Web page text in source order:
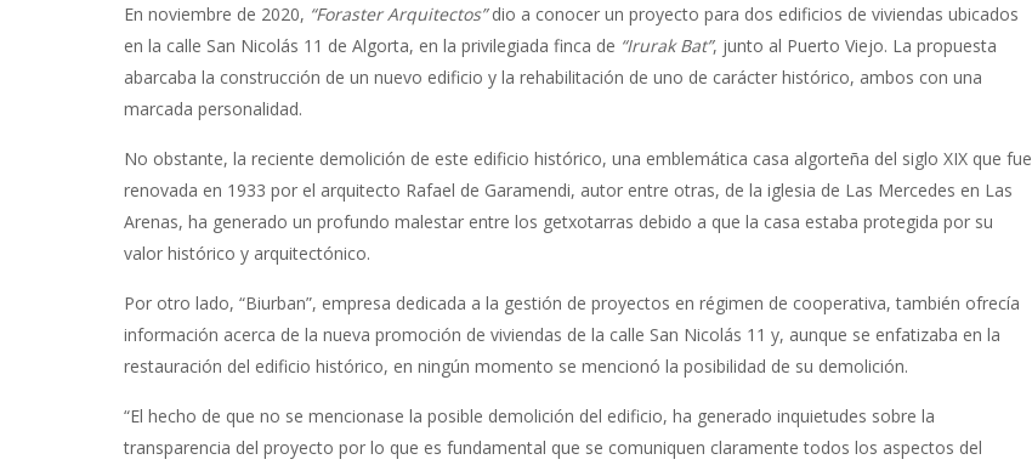
En noviembre de 2020, “Foraster Arquitectos”dio a conocer un proyecto para dos edificios de viviendas ubicados
en la calle San Nicolás 11 de Algorta, en la privilegiada finca de “Irurak Bat”, junto al Puerto Viejo. La propuesta
abarcaba la construcción de un nuevo edificio y la rehabilitación de uno de carácter histórico, ambos con una
marcada personalidad.
No obstante, la reciente demolición de este edificio histórico, una emblemática casa algorteña del siglo XIX que fue
renovada en 1933 por el arquitecto Rafael de Garamendi, autor entre otras, de la iglesia de Las Mercedes en Las
Arenas, ha generado un profundo malestar entre los getxotarras debido a que la casa estaba protegida por su
valor histórico y arquitectónico.
Por otro lado, “Biurban”, empresa dedicada a la gestión de proyectos en régimen de cooperativa, también ofrecía
información acerca de la nueva promoción de viviendas de la calle San Nicolás 11 y, aunque se enfatizaba en la
restauración del edificio histórico, en ningún momento se mencionó la posibilidad de su demolición.
“El hecho de que no se mencionase la posible demolición del edificio, ha generado inquietudes sobre la
transparencia del proyecto por lo que es fundamental que se comuniquen claramente todos los aspectos del